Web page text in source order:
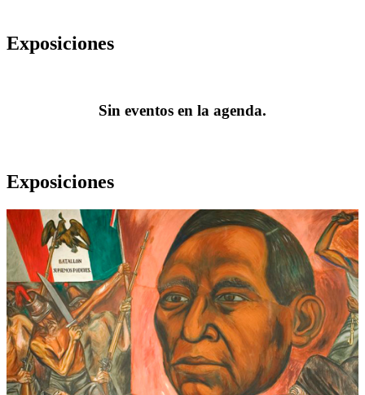
Exposiciones
Sin eventos en la agenda.
Exposiciones